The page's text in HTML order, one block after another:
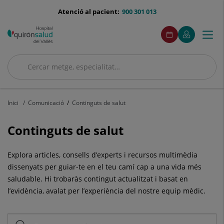
menu-
900 301 013
Atenció al pacient:
Cercar
Cercar
menuAcceso
Demaneu
cita
Aquest
enllaç
s'obrirà
una
El
meu
Aquest
enllaç
s'obrirà
una
finestra
Menú
Inici Comunicació Continguts de salut
Continguts de salut
Explora articles, consells d’experts i recursos multimèdia
dissenyats per guiar-te en el teu camí cap a una vida més
saludable. Hi trobaràs contingut actualitzat i basat en
l’evidència, avalat per l’experiència del nostre equip mèdic.